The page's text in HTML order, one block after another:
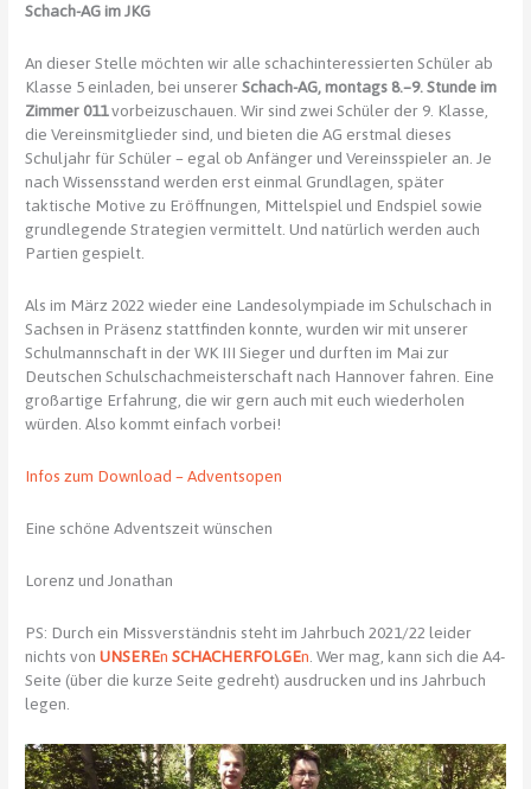
Schach-AG im JKG
An dieser Stelle möchten wir alle schachinteressierten Schüler ab
Klasse 5 einladen, bei unsererSchach-AG, montags 8.–9. Stunde im
Zimmer 011vorbeizuschauen. Wir sind zwei Schüler der 9. Klasse,
die Vereinsmitglieder sind, und bieten die AG erstmal dieses
Schuljahr für Schüler – egal ob Anfänger und Vereinsspieler an. Je
nach Wissensstand werden erst einmal Grundlagen, später
taktische Motive zu Eröffnungen, Mittelspiel und Endspiel sowie
grundlegende Strategien vermittelt. Und natürlich werden auch
Partien gespielt.
Als im März 2022 wieder eine Landesolympiade im Schulschach in
Sachsen in Präsenz stattfinden konnte, wurden wir mit unserer
Schulmannschaft in der WK III Sieger und durften im Mai zur
Deutschen Schulschachmeisterschaft nach Hannover fahren. Eine
großartige Erfahrung, die wir gern auch mit euch wiederholen
würden. Also kommt einfach vorbei!
Infos zum Download–Adventsopen
Eine schöne Adventszeit wünschen
Lorenz und Jonathan
PS: Durch ein Missverständnis steht im Jahrbuch 2021/22 leider
nichts vonUNSEREnSCHACHERFOLGEn . Wer mag, kann sich die A4-
Seite (über die kurze Seite gedreht) ausdrucken und ins Jahrbuch
legen.